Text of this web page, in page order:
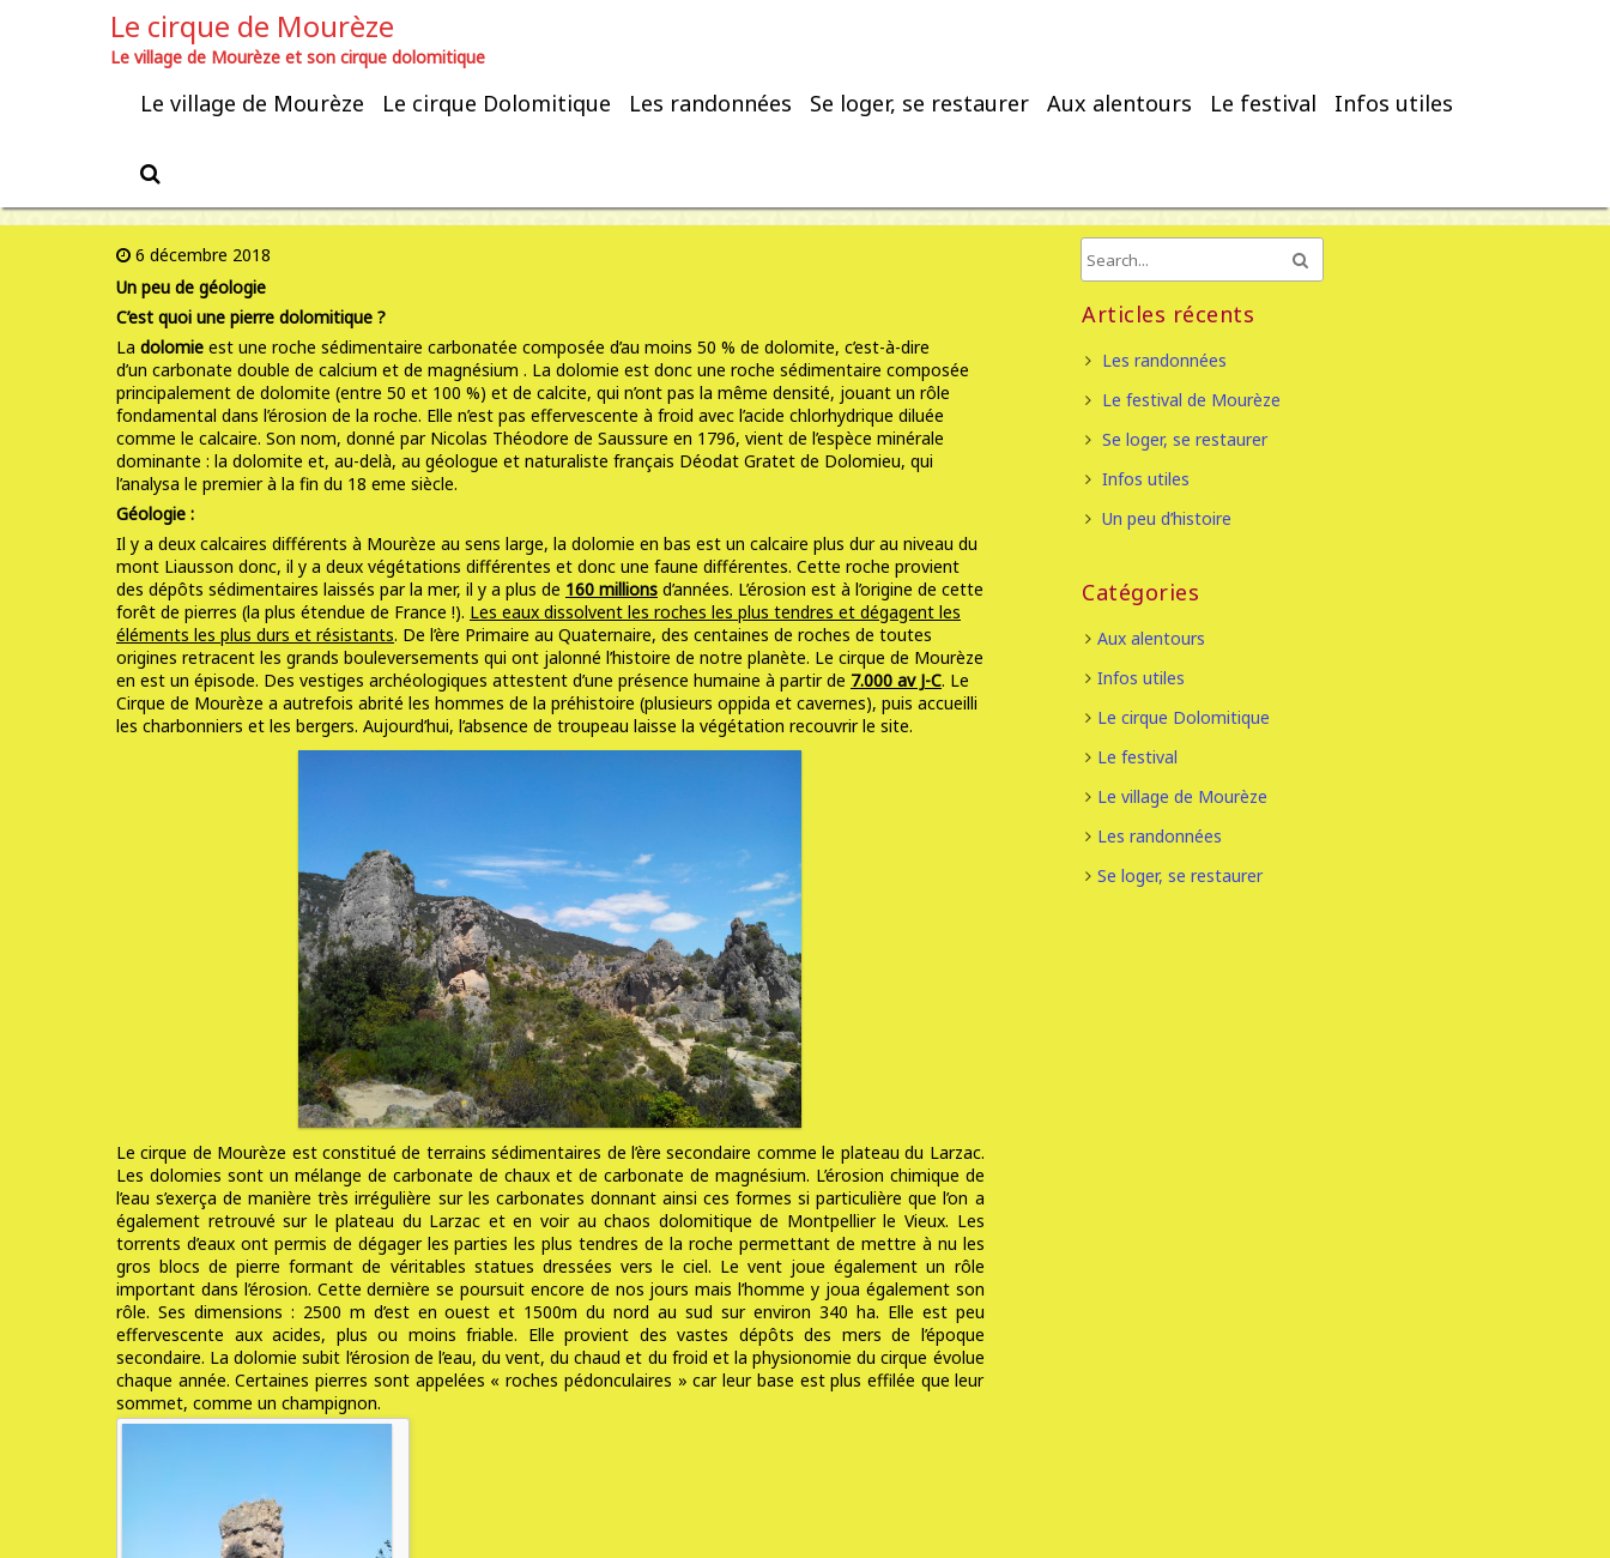
Le cirque de Mourèze
Le village de Mourèze et son cirque dolomitique
Le village de Mourèze Le cirque Dolomitique Les randonnées Se loger, se restaurer Aux alentours Le festival Infos utiles
Le cirque Dolomitique
6 décembre 2018
Un peu de géologie
C’est quoi une pierre dolomitique ?
La dolomie est une roche sédimentaire carbonatée composée d’au moins 50 % de dolomite, c’est-à-dire
d’un carbonate double de calcium et de magnésium . La dolomie est donc une roche sédimentaire composée
principalement de dolomite (entre 50 et 100 %) et de calcite, qui n’ont pas la même densité, jouant un rôle
fondamental dans l’érosion de la roche. Elle n’est pas effervescente à froid avec l’acide chlorhydrique diluée
comme le calcaire. Son nom, donné par Nicolas Théodore de Saussure en 1796, vient de l’espèce minérale
dominante : la dolomite et, au-delà, au géologue et naturaliste français Déodat Gratet de Dolomieu, qui
l’analysa le premier à la fin du 18 eme siècle.
Géologie :
Il y a deux calcaires différents à Mourèze au sens large, la dolomie en bas est un calcaire plus dur au niveau du
mont Liausson donc, il y a deux végétations différentes et donc une faune différentes. Cette roche provient
des dépôts sédimentaires laissés par la mer, il y a plus de 160 millions d’années. L’érosion est à l’origine de cette
forêt de pierres (la plus étendue de France !). Les eaux dissolvent les roches les plus tendres et dégagent les
éléments les plus durs et résistants. De l’ère Primaire au Quaternaire, des centaines de roches de toutes
origines retracent les grands bouleversements qui ont jalonné l’histoire de notre planète. Le cirque de Mourèze
en est un épisode. Des vestiges archéologiques attestent d’une présence humaine à partir de 7.000 av J-C. Le
Cirque de Mourèze a autrefois abrité les hommes de la préhistoire (plusieurs oppida et cavernes), puis accueilli
les charbonniers et les bergers. Aujourd’hui, l’absence de troupeau laisse la végétation recouvrir le site.
Le cirque de Mourèze est constitué de terrains sédimentaires de l’ère secondaire comme le plateau du Larzac.
Les dolomies sont un mélange de carbonate de chaux et de carbonate de magnésium. L’érosion chimique de
l’eau s’exerça de manière très irrégulière sur les carbonates donnant ainsi ces formes si particulière que l’on a
également retrouvé sur le plateau du Larzac et en voir au chaos dolomitique de Montpellier le Vieux. Les
torrents d’eaux ont permis de dégager les parties les plus tendres de la roche permettant de mettre à nu les
gros blocs de pierre formant de véritables statues dressées vers le ciel. Le vent joue également un rôle
important dans l’érosion. Cette dernière se poursuit encore de nos jours mais l’homme y joua également son
rôle. Ses dimensions : 2500 m d’est en ouest et 1500m du nord au sud sur environ 340 ha. Elle est peu
effervescente aux acides, plus ou moins friable. Elle provient des vastes dépôts des mers de l’époque
secondaire. La dolomie subit l’érosion de l’eau, du vent, du chaud et du froid et la physionomie du cirque évolue
chaque année. Certaines pierres sont appelées « roches pédonculaires » car leur base est plus effilée que leur
sommet, comme un champignon.
Articles récents
Les randonnées
Le festival de Mourèze
Se loger, se restaurer
Infos utiles
Un peu d’histoire
Catégories
Aux alentours
Infos utiles
Le cirque Dolomitique
Le festival
Le village de Mourèze
Les randonnées
Se loger, se restaurer